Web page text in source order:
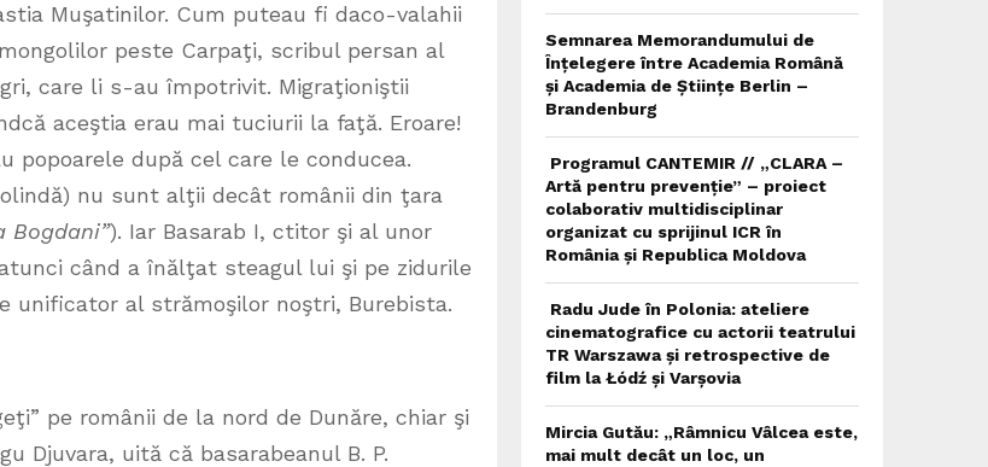
Muşatinilor. Cum puteau fi daco-valahii
peste Carpaţi, scribul persan al
care li s-au împotrivit. Migraţioniştii
aceştia erau mai tuciurii la faţă. Eroare!
popoarele după cel care le conducea.
nu sunt alţii decât românii din ţara
Bogdani”). Iar Basarab I, ctitor şi al unor
când a înălţat steagul lui şi pe zidurile
unificator al strămoşilor noştri, Burebista.
pe românii de la nord de Dunăre, chiar şi
Djuvara, uită că basarabeanul B. P.
Semnarea Memorandumului de
Înțelegere între Academia Română
și Academia de Științe Berlin –
Brandenburg
Programul CANTEMIR // „CLARA –
Artă pentru prevenție” – proiect
colaborativ multidisciplinar
organizat cu sprijinul ICR în
România și Republica Moldova
Radu Jude în Polonia: ateliere
cinematografice cu actorii teatrului
TR Warszawa și retrospective de
film la Łódź și Varșovia
Mircia Gutău: „Râmnicu Vâlcea este,
mai mult decât un loc, un